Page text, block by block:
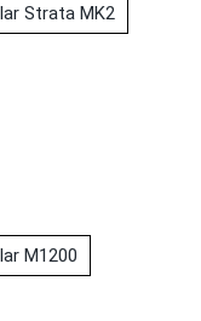
Strata MK2
M1200